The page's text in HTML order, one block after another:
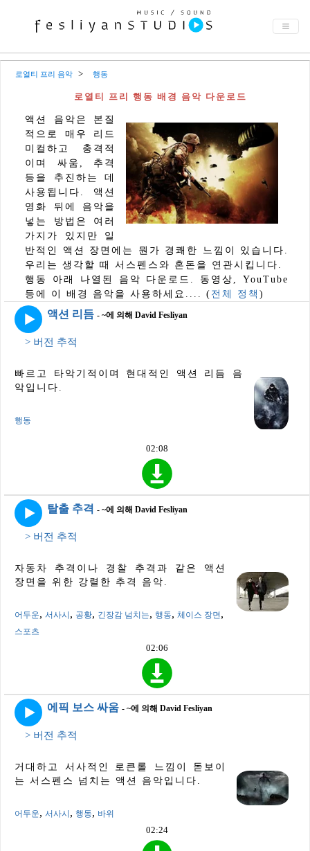
로열티 프리 음악 행동
로열티 프리 행동 배경 음악 다운로드
액션 음악은 본질
적으로 매우 리드
미컬하고 충격적
이며 싸움, 추격
등을 추진하는 데
사용됩니다. 액션
영화 뒤에 음악을
넣는 방법은 여러
가지가 있지만 일
반적인 액션 장면에는 뭔가 경쾌한 느낌이 있습니다.
우리는 생각할 때 서스펜스와 혼돈을 연관시킵니다.
행동 아래 나열된 음악 다운로드. 동영상, YouTube
등에 이 배경 음악을 사용하세요.... ( 전체 정책 )
액션 리듬 - ~에 의해 David Fesliyan
> 버전 추적
빠르고 타악기적이며 현대적인 액션 리듬 음
악입니다.
행동
02:08
탈출 추격 - ~에 의해 David Fesliyan
> 버전 추적
자동차 추격이나 경찰 추격과 같은 액션
장면을 위한 강렬한 추격 음악.
어두운, 서사시, 공황, 긴장감 넘치는, 행동, 체이스 장면,
스포츠
02:06
에픽 보스 싸움 - ~에 의해 David Fesliyan
> 버전 추적
거대하고 서사적인 로큰롤 느낌이 돋보이
는 서스펜스 넘치는 액션 음악입니다.
어두운, 서사시 , 행동, 바위
02:24